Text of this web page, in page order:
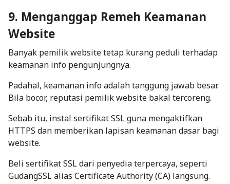
9. Menganggap Remeh Keamanan
Website
Banyak pemilik website tetap kurang peduli terhadap
keamanan info pengunjungnya.
Padahal, keamanan info adalah tanggung jawab besar.
Bila bocor, reputasi pemilik website bakal tercoreng.
Sebab itu, instal sertifikat SSLguna mengaktifkan
HTTPS dan memberikan lapisan keamanan dasar bagi
website.
Beli sertifikat SSL dari penyedia terpercaya, seperti
GudangSSLalias Certificate Authority (CA) langsung.